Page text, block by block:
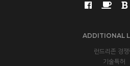
ADDITIONAL
런드리존 경쟁
기술특허